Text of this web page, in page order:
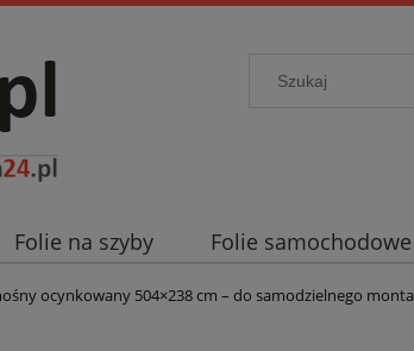
Folie na szyby Folie samochodowe
Blog
ocynkowany 504×238 cm – do samodzielnego